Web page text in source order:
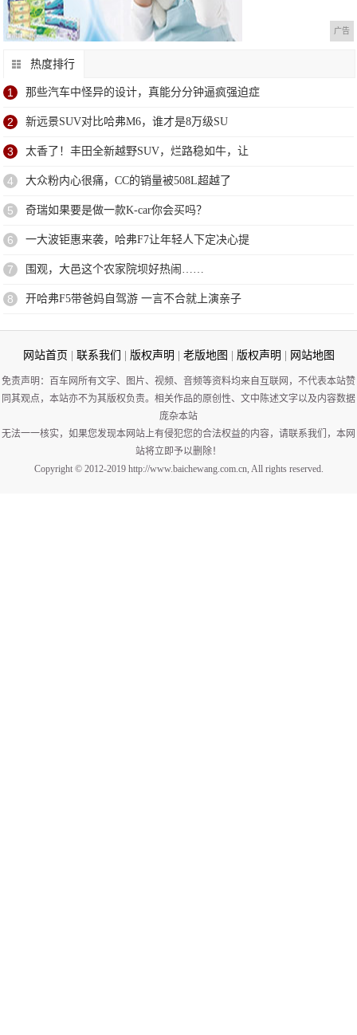
广告
热度排行
1 那些汽车中怪异的设计，真能分分钟逼疯强迫症
2 新远景SUV对比哈弗M6，谁才是8万级SU
3 太香了！丰田全新越野SUV，烂路稳如牛，让
4 大众粉内心很痛，CC的销量被508L超越了
5 奇瑞如果要是做一款K-car你会买吗？
6 一大波钜惠来袭，哈弗F7让年轻人下定决心提
7 围观，大邑这个农家院坝好热闹……
8 开哈弗F5带爸妈自驾游 一言不合就上演亲子
网站首页 联系我们 版权声明 老版地图 版权声明 网站地图
免责声明：百车网所有文字、图片、视频、音频等资料均来自互联网，不代表本站赞
同其观点，本站亦不为其版权负责。相关作品的原创性、文中陈述文字以及内容数据
庞杂本站
无法一一核实，如果您发现本网站上有侵犯您的合法权益的内容，请联系我们，本网
站将立即予以删除！
Copyright © 2012-2019 http://www.baichewang.com.cn, All rights reserved.